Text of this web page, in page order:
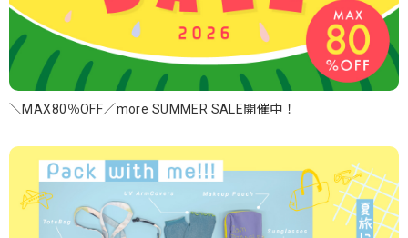
＼MAX80％OFF／more SUMMER SALE開催中！